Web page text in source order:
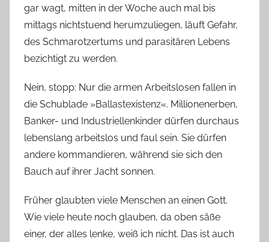
gar wagt, mitten in der Woche auch mal bis
mittags nichtstuend herumzuliegen, läuft Gefahr,
des Schmarotzertums und parasitären Lebens
bezichtigt zu werden.
Nein, stopp: Nur die armen Arbeitslosen fallen in
die Schublade »Ballastexistenz«. Millionenerben,
Banker- und Industriellenkinder dürfen durchaus
lebenslang arbeitslos und faul sein. Sie dürfen
andere kommandieren, während sie sich den
Bauch auf ihrer Jacht sonnen.
Früher glaubten viele Menschen an einen Gott.
Wie viele heute noch glauben, da oben säße
einer, der alles lenke, weiß ich nicht. Das ist auch